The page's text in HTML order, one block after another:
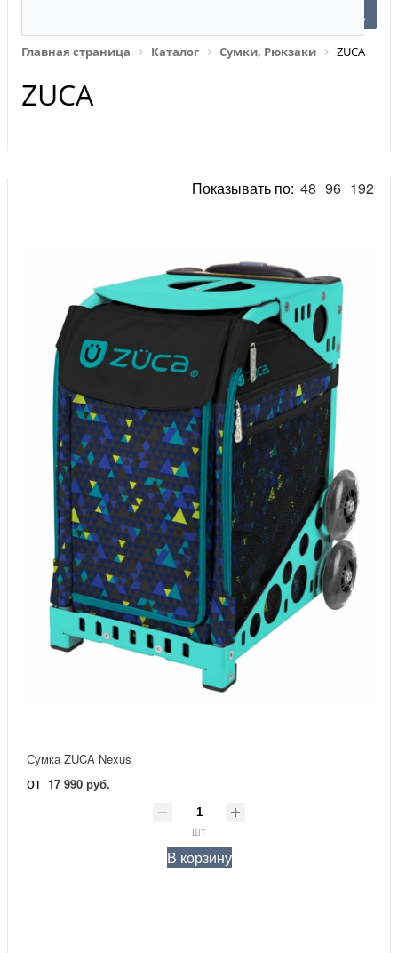
Главная страница Каталог Сумки, Рюкзаки ZUCA
ZUCA
Показывать по: 48 96 192
Сумка ZUCA Nexus
от 17 990 руб.
шт
В корзину